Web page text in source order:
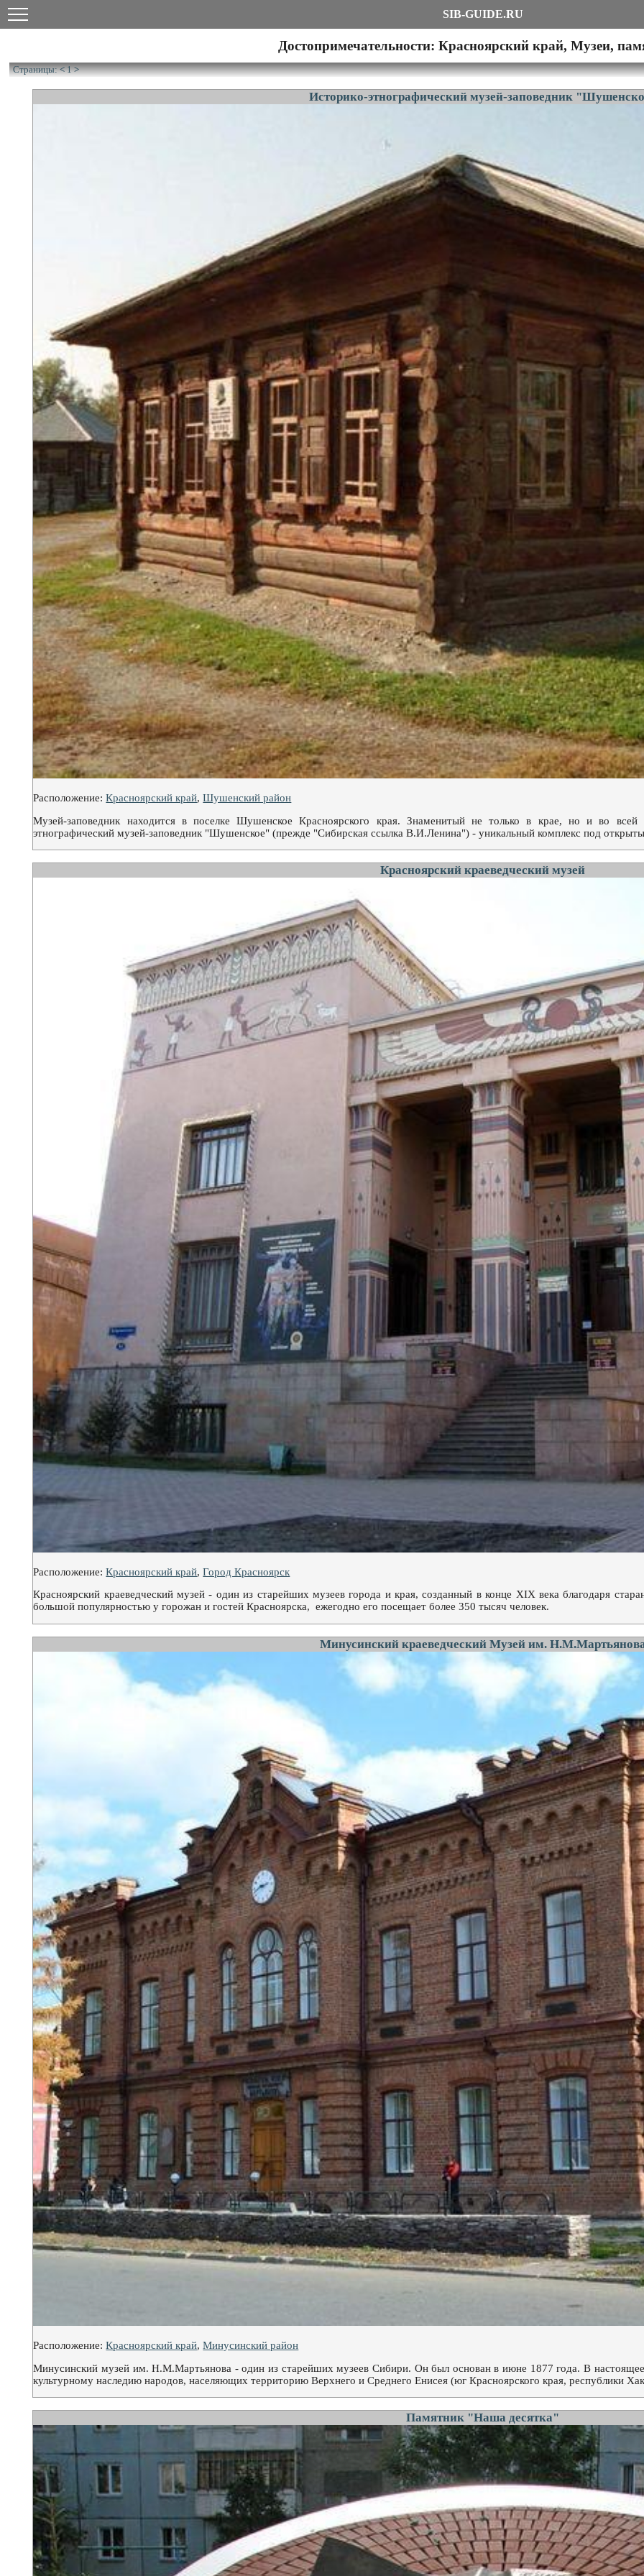
SIB-GUIDE.RU
Достопримечательности: Красноярский край, Музеи,
Страницы:< 1 >
Историко-этнографический музей-заповедник
Расположение:Красноярский край,Шушенский район
Музей-заповедник находится в поселке Шушенское Красноярского края. Знаменитый не только в крае, но и во всей
этнографический музей-заповедник "Шушенское" (прежде "Сибирская ссылка В.И.Ленина") - уникальный комплекс под
Красноярский краеведческий музей
Расположение:Красноярский край,Город Красноярск
Красноярский краеведческий музей - один из старейших музеев города и края, созданный в конце XIX века благодаря
большой популярностью у горожан и гостей Красноярска, ежегодно его посещает более 350 тысяч человек.
Минусинский краеведческий Музей им.
Расположение:Красноярский край,Минусинский район
Минусинский музей им. Н.М.Мартьянова - один из старейших музеев Сибири. Он был основан в июне 1877 года. В
культурному наследию народов, населяющих территорию Верхнего и Среднего Енисея (юг Красноярского края, республики
Памятник "Наша десятка"